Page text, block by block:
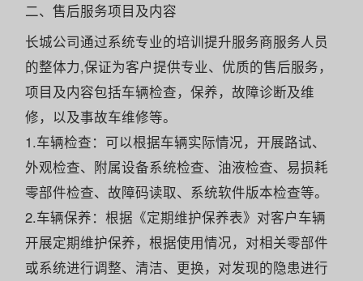
二、售后服务项目及内容
长城公司通过系统专业的培训提升服务商服务人员
的整体力,保证为客户提供专业、优质的售后服务，
项目及内容包括车辆检查，保养，故障诊断及维
修，以及事故车维修等。
1.车辆检查：可以根据车辆实际情况，开展路试、
外观检查、附属设备系统检查、油液检查、易损耗
零部件检查、故障码读取、系统软件版本检查等。
2.车辆保养：根据《定期维护保养表》对客户车辆
开展定期维护保养，根据使用情况，对相关零部件
或系统进行调整、清洁、更换，对发现的隐患进行